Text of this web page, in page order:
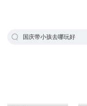
国庆带小孩去哪玩好